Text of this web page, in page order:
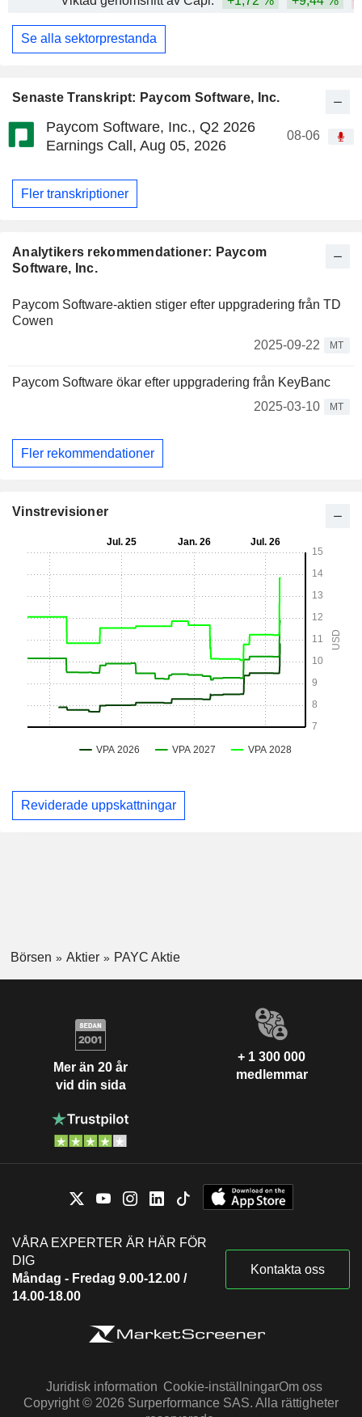
Senaste Transkript: Paycom Software, Inc.
Paycom Software, Inc., Q2 2026
Earnings Call, Aug 05, 2026
08-06
Fler transkriptioner
Analytikers rekommendationer: Paycom
Software, Inc.
Paycom Software-aktien stiger efter uppgradering från TD
Cowen
2025-09-22
MT
Paycom Software ökar efter uppgradering från KeyBanc
2025-03-10
MT
Fler rekommendationer
Se alla sektorprestanda
Vinstrevisioner
Reviderade uppskattningar
Börsen Aktier PAYC Aktie
Mer än 20 år
vid din sida
+ 1 300 000
medlemmar
VÅRA EXPERTER ÄR HÄR FÖR
DIG
Måndag - Fredag 9.00-12.00 /
14.00-18.00
Kontakta oss
Juridisk information Cookie-inställningarOm oss
Copyright © 2026 Surperformance SAS. Alla rättigheter